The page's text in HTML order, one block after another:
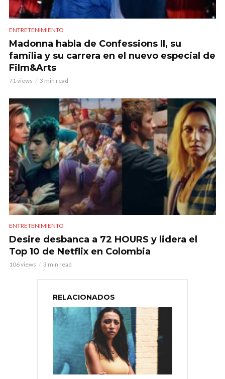
ENTRETENIMIENTO
Madonna habla de Confessions II, su
familia y su carrera en el nuevo especial de
Film&Arts
71 views 3 min read
ENTRETENIMIENTO
Desire desbanca a 72 HOURS y lidera el
Top 10 de Netflix en Colombia
106 views 3 min read
RELACIONADOS